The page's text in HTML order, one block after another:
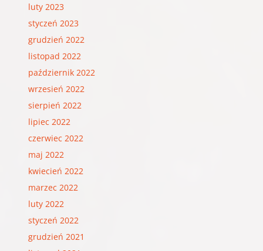
luty 2023
styczeń 2023
grudzień 2022
listopad 2022
październik 2022
wrzesień 2022
sierpień 2022
lipiec 2022
czerwiec 2022
maj 2022
kwiecień 2022
marzec 2022
luty 2022
styczeń 2022
grudzień 2021